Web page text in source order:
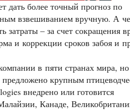
дать более точный прогноз по
взвешиванием вручную. А
затраты – за счет сокращения
и коррекции сроков забоя и
в пяти странах мира, но
крупным
внедрено или готовится
Канаде,